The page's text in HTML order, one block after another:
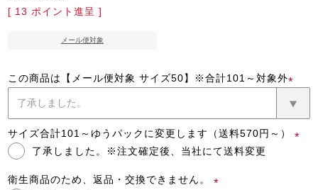
[ 13 ポイント進呈 ]
メール便対象
この商品は【メール便対象 サイズ50】※合計101～対象外
(必
須)
サイズ合計101～ゆうパックに変更します（送料570円～）
了承しました。※注文確定後、当社にて送料変更
衛生商品のため、返品・交換できません。